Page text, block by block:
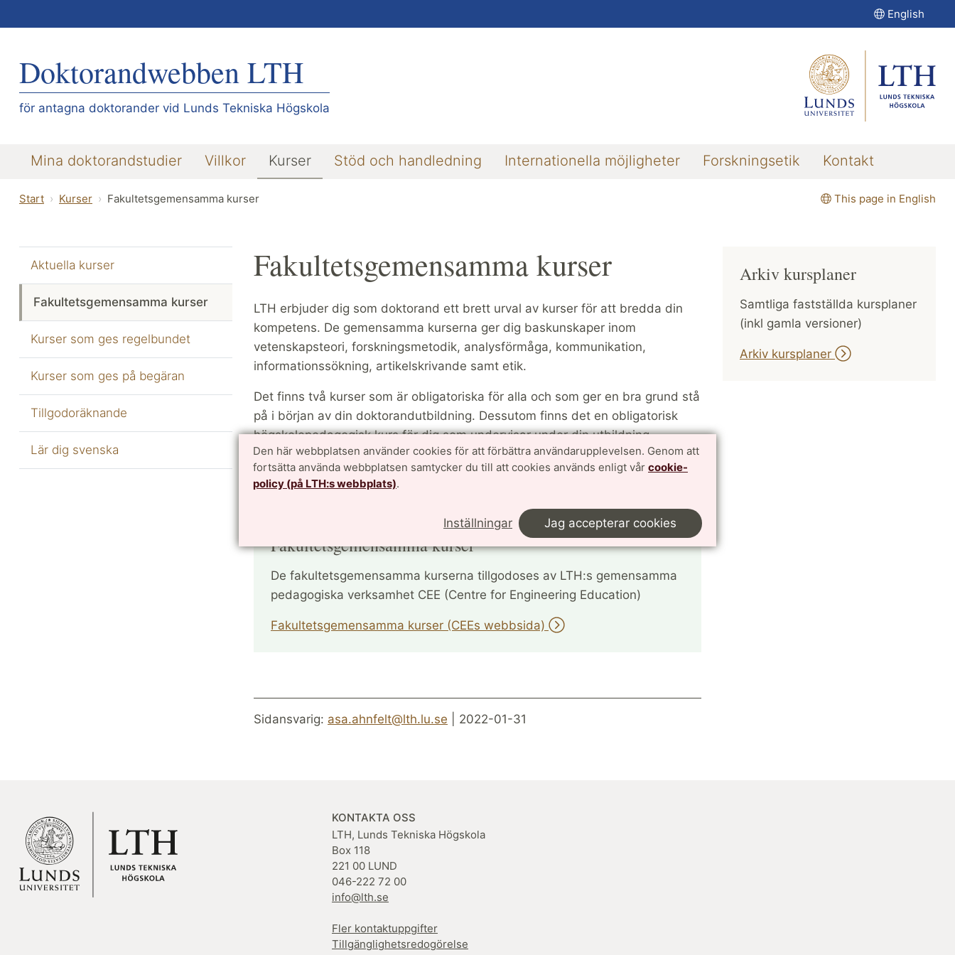
Den här webbplatsen använder cookies för att förbättra användarupplevelsen. Genom att
fortsätta använda webbplatsen samtycker du till att cookies används enligt vår cookie-
policy (på LTH:s webbplats).
Inställningar Jag accepterar cookies
English
Doktorandwebben LTH
för antagna doktorander vid Lunds Tekniska Högskola
Mina doktorandstudier Villkor Kurser Stöd och handledning Internationella möjligheter Forskningsetik Kontakt
Start Kurser Fakultetsgemensamma kurser This page in English
Aktuella kurser
Fakultetsgemensamma kurser
Kurser som ges regelbundet
Kurser som ges på begäran
Tillgodoräknande
Lär dig svenska
Fakultetsgemensamma kurser
LTH erbjuder dig som doktorand ett brett urval av kurser för att bredda din
kompetens. De gemensamma kurserna ger dig baskunskaper inom
vetenskapsteori, forskningsmetodik, analysförmåga, kommunikation,
informationssökning, artikelskrivande samt etik.
Det finns två kurser som är obligatoriska för alla och som ger en bra grund stå
på i början av din doktorandutbildning. Dessutom finns det en obligatorisk
högskolepedagogisk kurs för dig som undervisar under din utbildning.
De gemensamma kurserna finns på CEE:s webbsida, samt under "aktuella
kuser" när de blivit inlagda i ladok.
Fakultetsgemensamma kurser
De fakultetsgemensamma kurserna tillgodoses av LTH:s gemensamma
pedagogiska verksamhet CEE (Centre for Engineering Education)
Fakultetsgemensamma kurser (CEEs webbsida)
Arkiv kursplaner
Samtliga fastställda kursplaner
(inkl gamla versioner)
Arkiv kursplaner
Sidansvarig: asa.ahnfelt@lth.lu.se | 2022-01-31
KONTAKTA OSS
LTH, Lunds Tekniska Högskola
Box 118
221 00 LUND
046-222 72 00
info@lth.se
Fler kontaktuppgifter
Tillgänglighetsredogörelse